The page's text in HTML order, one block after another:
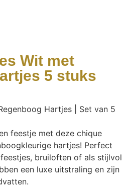
Wit met
5 stuks
Hartjes | Set van 5
feestje met deze chique
hartjes! Perfect
bruiloften of als stijlvol
een luxe uitstraling en zijn